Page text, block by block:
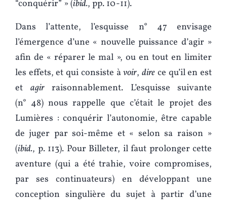
“conquérir” » (ibid., pp. 10-11).
Dans l’attente, l’esquisse n° 47 envisage
l’émergence d’une « nouvelle puissance d’agir »
afin de « réparer le mal », ou en tout en limiter
les effets, et qui consiste àvoir,dire ce qu’il en est
et agirraisonnablement. L’esquisse suivante
(n° 48) nous rappelle que c’était le projet des
Lumières : conquérir l’autonomie, être capable
de juger par soi-même et « selon sa raison »
(ibid., p. 113). Pour Billeter, il faut prolonger cette
aventure (qui a été trahie, voire compromises,
par ses continuateurs) en développant une
conception singulière du sujet à partir d’une